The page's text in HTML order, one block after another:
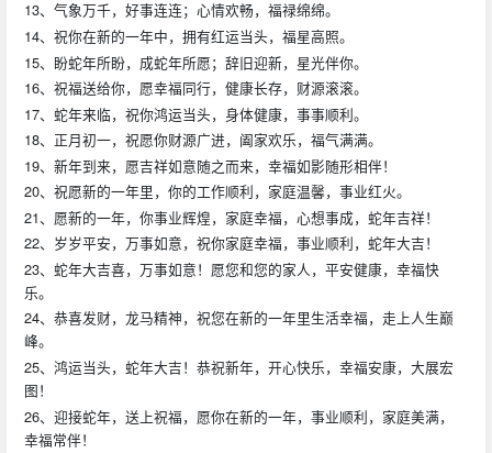
13、气象万千，好事连连；心情欢畅，福禄绵绵。
14、祝你在新的一年中，拥有红运当头，福星高照。
15、盼蛇年所盼，成蛇年所愿；辞旧迎新，星光伴你。
16、祝福送给你，愿幸福同行，健康长存，财源滚滚。
17、蛇年来临，祝你鸿运当头，身体健康，事事顺利。
18、正月初一，祝愿你财源广进，阖家欢乐，福气满满。
19、新年到来，愿吉祥如意随之而来，幸福如影随形相伴！
20、祝愿新的一年里，你的工作顺利，家庭温馨，事业红火。
21、愿新的一年，你事业辉煌，家庭幸福，心想事成，蛇年吉祥！
22、岁岁平安，万事如意，祝你家庭幸福，事业顺利，蛇年大吉！
23、蛇年大吉喜，万事如意！愿您和您的家人，平安健康，幸福快
乐。
24、恭喜发财，龙马精神，祝您在新的一年里生活幸福，走上人生巅
峰。
25、鸿运当头，蛇年大吉！恭祝新年，开心快乐，幸福安康，大展宏
图！
26、迎接蛇年，送上祝福，愿你在新的一年，事业顺利，家庭美满，
幸福常伴！